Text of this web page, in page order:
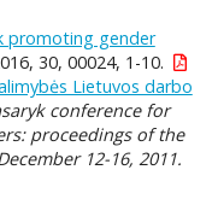
promoting gender
30, 00024, 1-10.
Lietuvos darbo
conference for
proceedings of the
12-16, 2011.